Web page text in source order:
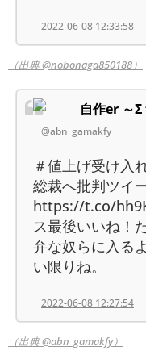
2022-06-08 12:33:58
（出典 @nobonaga850188）
自作er ～
@abn_gamakfy
＃値上げ受け入
総裁へ批判ツイ
https://t.co/
ス最後いいね！
弁な奴らに入る
い限りね。
2022-06-08 12:27:54
（出典 @abn_gamakfy）